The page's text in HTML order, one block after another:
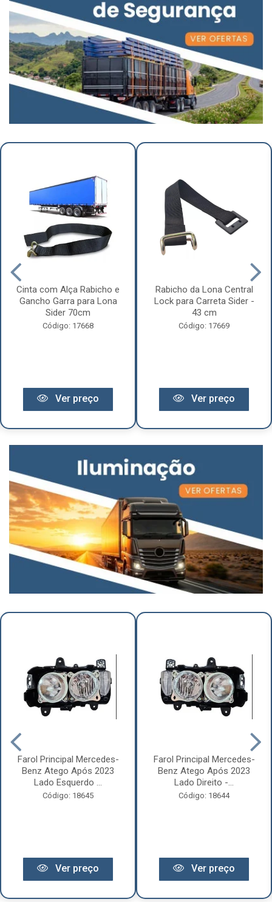
Cinta com Alça Rabicho e
Gancho Garra para Lona
Sider 70cm
Código: 17668
Ver preço
Rabicho da Lona Central
Lock para Carreta Sider -
43 cm
Código: 17669
Ver preço
Farol Principal Mercedes-
Benz Atego Após 2023
Lado Esquerdo ...
Código: 18645
Ver preço
Farol Principal Mercedes-
Benz Atego Após 2023
Lado Direito -...
Código: 18644
Ver preço